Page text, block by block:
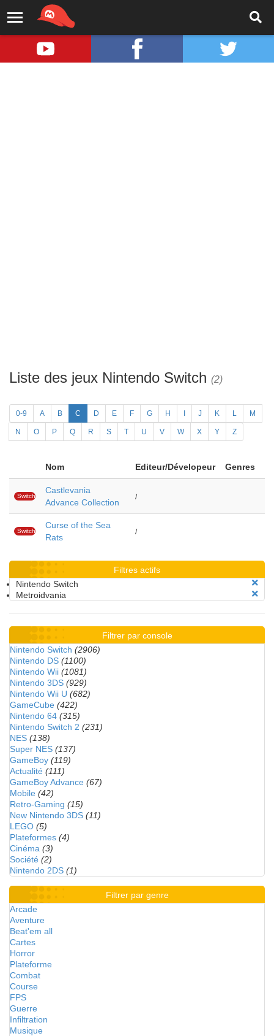
Liste des jeux Nintendo Switch (2)
0-9 A B C D E F G H J K L M
N O P Q R S T U V W X Y Z
Nom Editeur/Dévelopeur Genres
Switch
Castlevania
Advance Collection
/
Switch
Curse of the Sea
Rats
/
Filtres actifs
Nintendo Switch
Metroidvania
Filtrer par console
Nintendo Switch (2906)
Nintendo DS (1100)
Nintendo Wii (1081)
Nintendo 3DS (929)
Nintendo Wii U (682)
GameCube (422)
Nintendo 64 (315)
Nintendo Switch 2 (231)
NES (138)
Super NES (137)
GameBoy (119)
Actualité (111)
GameBoy Advance (67)
Mobile (42)
Retro-Gaming (15)
New Nintendo 3DS (11)
LEGO (5)
Plateformes (4)
Cinéma (3)
Société (2)
Nintendo 2DS (1)
Filtrer par genre
Arcade
Aventure
Beat'em all
Cartes
Horror
Plateforme
Combat
Course
FPS
Guerre
Infiltration
Musique